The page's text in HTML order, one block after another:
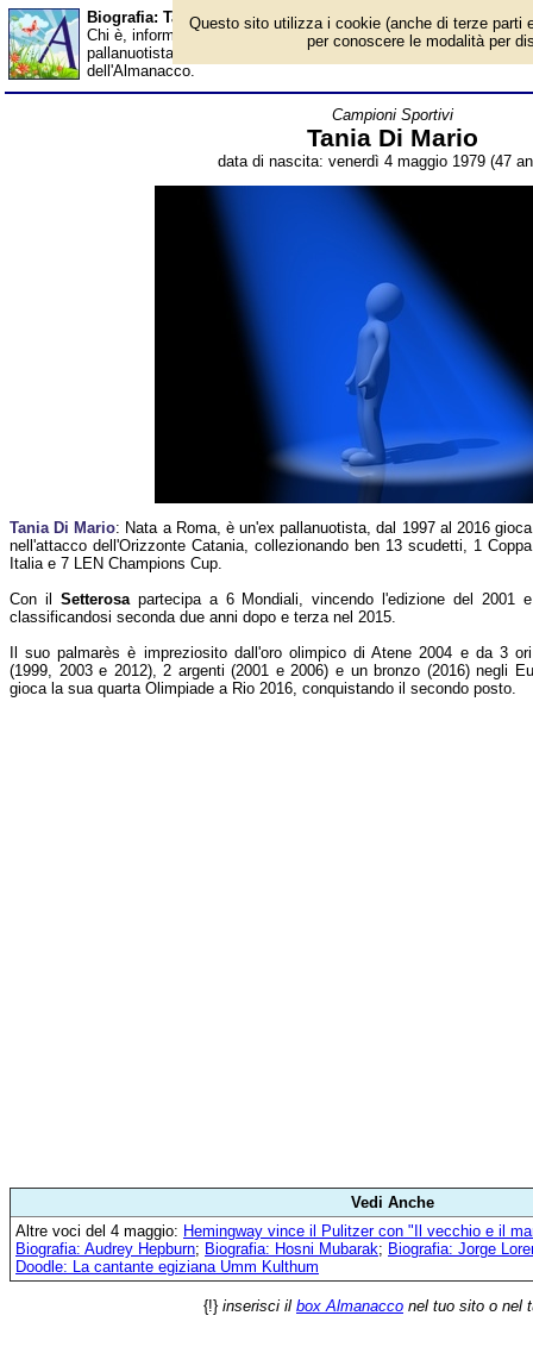
Biografia: Tania Di Mario - età - Almanacco
Chi è, informazioni, foto, qual è la data di nascita, età, dove è
pallanuotista italiana, campionessa europea, mondiale nel 2001
dell'Almanacco.
Campioni Sportivi
Tania Di Mario
data di nascita: venerdì 4 maggio 1979 (47
Tania Di Mario: Nata a Roma, è un'ex pallanuotista, dal 1997 al 2016 gioca
nell'attacco dell'Orizzonte Catania, collezionando ben 13 scudetti, 1 Coppa
Italia e 7 LEN Champions Cup.
Con il Setterosapartecipa a 6 Mondiali, vincendo l'edizione del 2001 e
classificandosi seconda due anni dopo e terza nel 2015.
Il suo palmarès è impreziosito dall'oro olimpico di Atene 2004 e da 3 ori
(1999, 2003 e 2012), 2 argenti (2001 e 2006) e un bronzo (2016) negli
gioca la sua quarta Olimpiade a Rio 2016, conquistando il secondo posto.
Vedi Anche
Altre voci del 4 maggio: Hemingway vince il Pulitzer con "Il vecchio e il
Biografia: Audrey Hepburn; Biografia: Hosni Mubarak; Biografia: Jorge
Doodle: La cantante egiziana Umm Kulthum
{!} inserisci il box Almanacco nel tuo sito o nel
Questo sito utilizza i cookie (anche di terze parti
per conoscere le modalità per